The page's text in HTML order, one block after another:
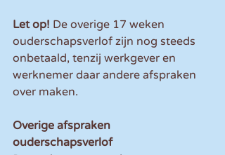
Let op! De overige 17 weken
ouderschapsverlof zijn nog steeds
onbetaald, tenzij werkgever en
werknemer daar andere afspraken
over maken.
Overige afspraken
ouderschapsverlof